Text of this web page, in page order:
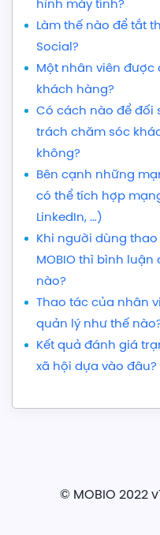
Làm thế nào để tắt
Social?
Một nhân viên
khách hàng?
Có cách nào để đối
trách chăm sóc
không?
Bên cạnh những
có thể tích hợp
LinkedIn, …)
Khi người dùng
MOBIO thì bình
nào?
Thao tác của nhân
quản lý như thế
Kết quả đánh giá
xã hội dựa vào đâu?
© MOBIO 2022